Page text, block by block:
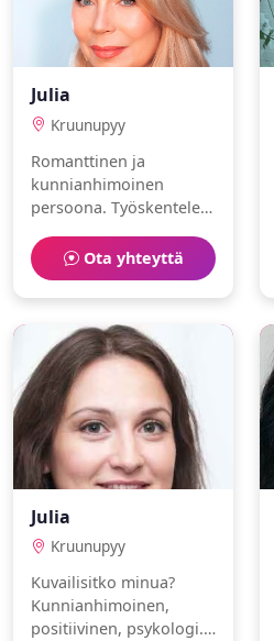
Julia
Kruunupyy
Romanttinen ja
kunnianhimoinen
persoona. Työskentelen
Harrastuksiani ovat
ratsastus ja pyöräily.
Ota yhteyttä
Julia
Kruunupyy
Kuvailisitko minua?
Kunnianhimoinen,
positiivinen, psykologi.